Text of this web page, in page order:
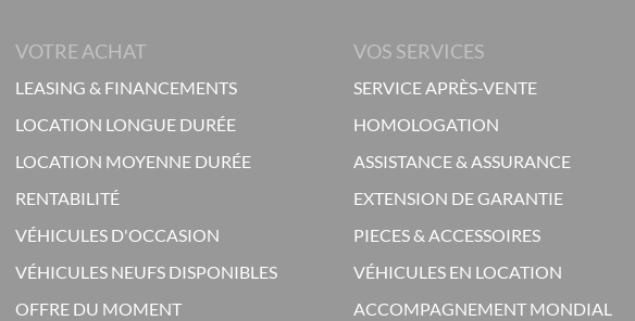
VOTRE ACHAT
LEASING & FINANCEMENTS
LOCATION LONGUE DURÉE
LOCATION MOYENNE DURÉE
RENTABILITÉ
VÉHICULES D'OCCASION
VÉHICULES NEUFS DISPONIBLES
OFFRE DU MOMENT
VOS SERVICES
SERVICE APRÈS-VENTE
HOMOLOGATION
ASSISTANCE & ASSURANCE
EXTENSION DE GARANTIE
PIECES & ACCESSOIRES
VÉHICULES EN LOCATION
ACCOMPAGNEMENT MONDIAL